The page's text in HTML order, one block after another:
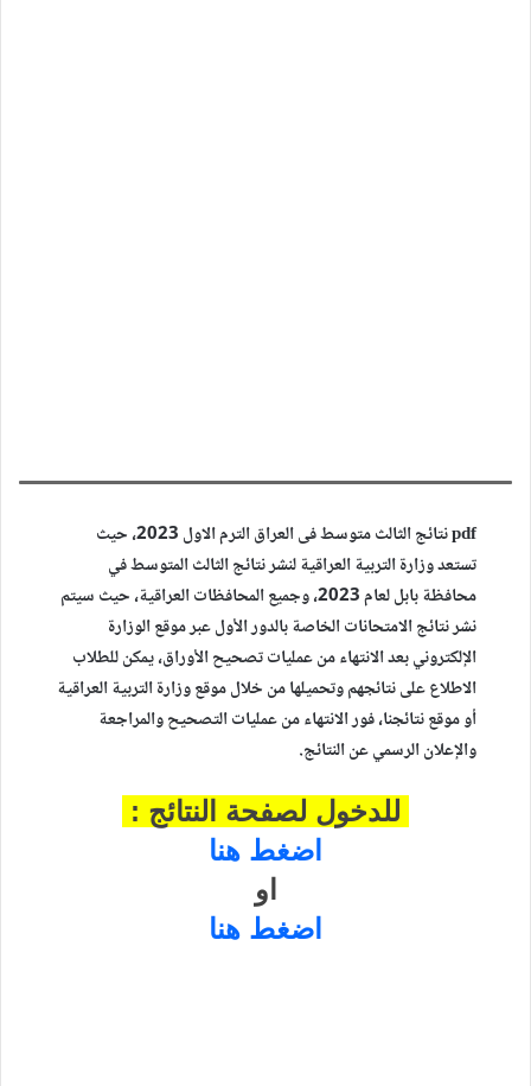
pdf نتائج الثالث متوسط فى العراق الترم الاول
2023، حيث
تستعد وزارة التربية العراقية لنشر نتائج الثالث المتوسط في
محافظة بابل لعام 2023، وجميع المحافظات العراقية، حيث سيتم
نشر نتائج الامتحانات الخاصة بالدور الأول عبر موقع الوزارة
الإلكتروني بعد الانتهاء من عمليات تصحيح الأوراق، يمكن للطلاب
الاطلاع على نتائجهم وتحميلها من خلال موقع وزارة التربية العراقية
أو موقع نتائجنا، فور الانتهاء من عمليات التصحيح والمراجعة
والإعلان الرسمي عن النتائج.
للدخول لصفحة النتائج :
اضغط هنا
او
اضغط هنا